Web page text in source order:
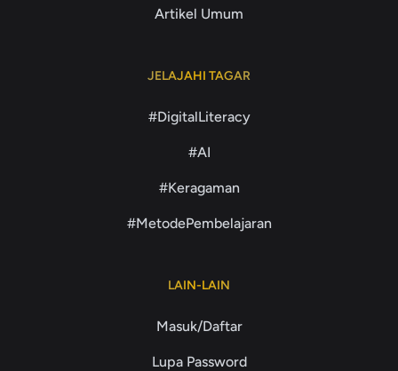
Artikel Umum
JELAJAHI TAGAR
#DigitalLiteracy
#AI
#Keragaman
#MetodePembelajaran
LAIN-LAIN
Masuk/Daftar
Lupa Password